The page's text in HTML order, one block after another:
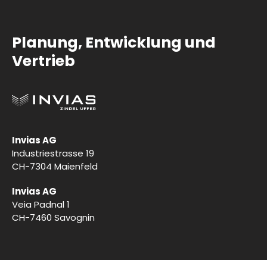
Planung, Entwicklung und
Vertrieb
Invias AG
Veia Padnal 1
CH-7460 Savognin
Invias AG
Industriestrasse 19
CH-7304 Maienfeld